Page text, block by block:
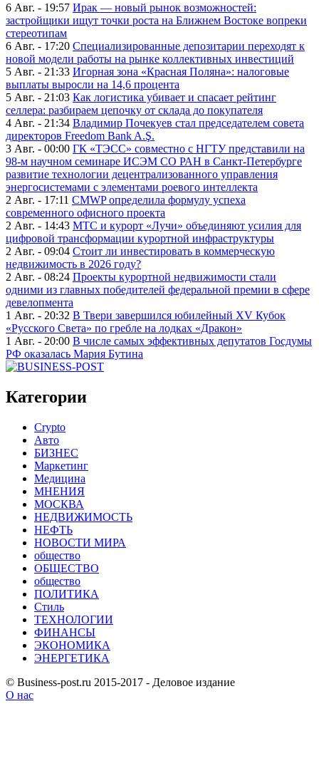
6 Авг. - 19:57 Ирак — новый рынок возможностей:
застройщики ищут точки роста на Ближнем Востоке вопреки
стереотипам
6 Авг. - 17:20 Специализированные депозитарии переходят к
новой модели работы на рынке коллективных инвестиций
5 Авг. - 21:33 Игорная зона «Красная Поляна»: налоговые
выплаты выросли на 14,6 процента
5 Авг. - 21:03 Как логистика убивает и спасает рейтинг
селлера: разбираем цепочку от склада до покупателя
4 Авг. - 21:34 Владимир Почекуев стал председателем совета
директоров Freedom Bank A.Ş.
3 Авг. - 00:00 ГК «ТЭСС» совместно с НГТУ представили на
98-м научном семинаре ИСЭМ СО РАН в Санкт-Петербурге
развитие технологии децентрализованного управления
энергосистемами с элементами роевого интеллекта
2 Авг. - 17:11 CMWP определила формулу успеха
современного офисного проекта
2 Авг. - 14:43 МТС и курорт «Лучи» объединяют усилия для
цифровой трансформации курортной инфраструктуры
2 Авг. - 09:04 Стоит ли инвестировать в коммерческую
недвижимость в 2026 году?
2 Авг. - 08:24 Проекты курортной недвижимости стали
одними из главных победителей федеральной премии в сфере
девелопмента
1 Авг. - 20:32 В Твери завершился юбилейный XV Кубок
«Русского Света» по гребле на лодках «Дракон»
1 Авг. - 20:00 В числе самых эффективных депутатов Госдумы
РФ оказалась Мария Бутина
Категории
Crypto
Авто
БИЗНЕС
Маркетинг
Медицина
МНЕНИЯ
МОСКВА
НЕДВИЖИМОСТЬ
НЕФТЬ
НОВОСТИ МИРА
общество
ОБЩЕСТВО
общество
ПОЛИТИКА
Стиль
ТЕХНОЛОГИИ
ФИНАНСЫ
ЭКОНОМИКА
ЭНЕРГЕТИКА
© Business-post.ru 2015-2017 - Деловое издание
О нас